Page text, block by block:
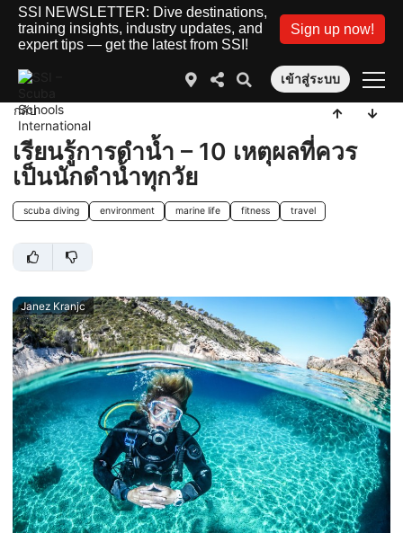
SSI NEWSLETTER: Dive destinations,
training insights, industry updates, and
expert tips — get the latest from SSI!
Sign up now!
เข้าสู่ระบบ
กลับ
เรียนรู้การดำน้ำ – 10 เหตุผลที่ควร
เป็นนักดำน้ำทุกวัย
scuba diving environment marine life fitness travel
Janez Kranjc